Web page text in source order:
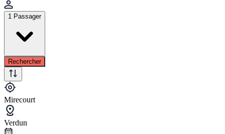
1 Passager
Rechercher
Mirecourt
Verdun